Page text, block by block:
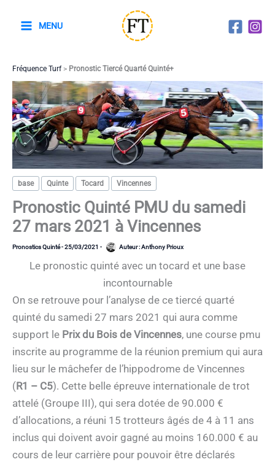
MENU
Fréquence Turf> Pronostic Tiercé Quarté Quinté+
base Quinte Tocard Vincennes
Pronostic Quinté PMU du samedi
27 mars 2021 à Vincennes
Pronostics Quinté-25/03/2021 - Auteur :Anthony Prioux
Le pronostic quinté avec un tocard et une base
incontournable
On se retrouve pour l’analyse de ce tiercé quarté
quinté du samedi 27 mars 2021 qui aura comme
support le Prix du Bois de Vincennes, une course pmu
inscrite au programme de la réunion premium qui aura
lieu sur le mâchefer de l’hippodrome de Vincennes
(R1 – C5). Cette belle épreuve internationale de trot
attelé (Groupe III), qui sera dotée de 90.000 €
d’allocations, a réuni 15 trotteurs âgés de 4 à 11 ans
inclus qui doivent avoir gagné au moins 160.000 € au
cours de leur carrière pour pouvoir être déclarés